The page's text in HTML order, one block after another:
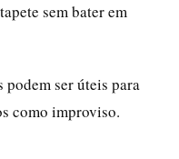
sem bater em
ser úteis para
como improviso.